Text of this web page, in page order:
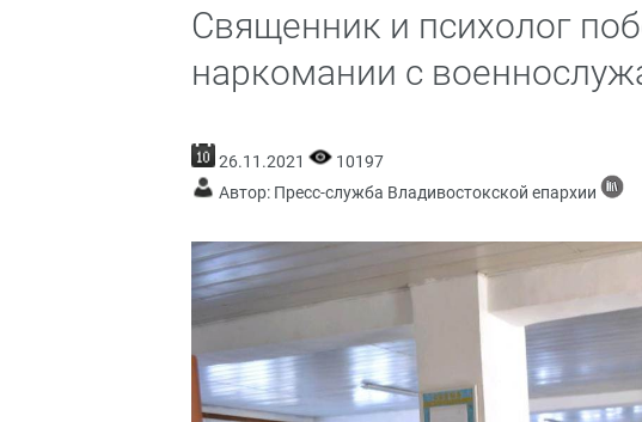
Священник и психолог
наркомании с
26.11.2021
10197
Автор: Пресс-служба Владивостокской епархии